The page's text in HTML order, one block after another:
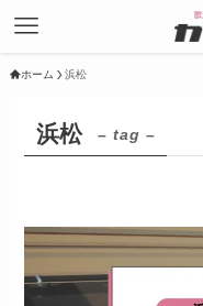
ホーム 浜松
浜松 – tag –